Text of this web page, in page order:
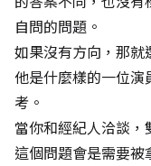
自問的問題。
如果沒有方向，那
他是什麼樣的一位
考。
當你和經紀人洽談，
這個問題會是需要